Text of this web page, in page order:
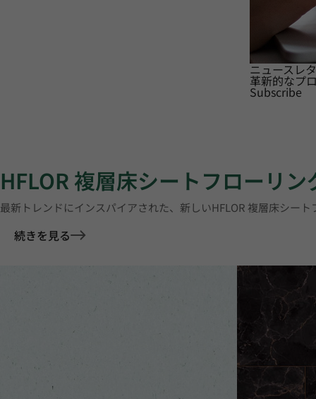
ニュースレ
革新的なプ
Subscribe
HFLOR 複層床シートフローリン
最新トレンドにインスパイアされた、新しいHFLOR 複層床シー
続きを見る